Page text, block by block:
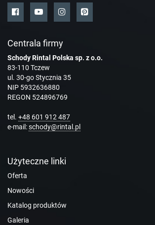
Centrala firmy
Schody Rintal Polska sp. z o.o.
83-110 Tczew
ul. 30-go Stycznia 35
NIP 5932636880
REGON 524896769
tel. +48 601 912 487
e-mail:schody@rintal.pl
Użyteczne linki
Oferta
Nowości
Katalog produktów
Galeria